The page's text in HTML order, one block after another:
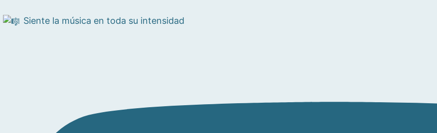
Siente la música en toda su intensidad